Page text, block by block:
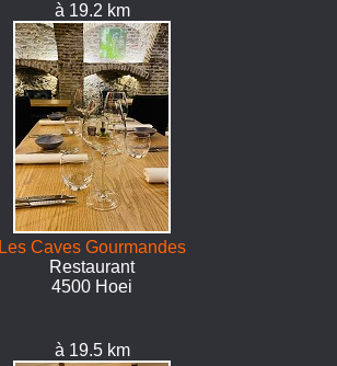
à 19.2 km
Les Caves Gourmandes
Restaurant
4500 Hoei
à 19.5 km